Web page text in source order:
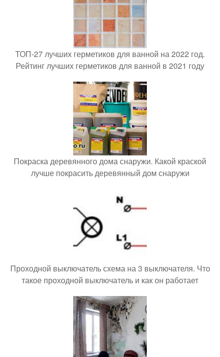
ТОП-27 лучших герметиков для ванной на 2022 год.
Рейтинг лучших герметиков для ванной в 2021 году
Покраска деревянного дома снаружи. Какой краской
лучше покрасить деревянный дом снаружи
Проходной выключатель схема на 3 выключателя. Что
такое проходной выключатель и как он работает